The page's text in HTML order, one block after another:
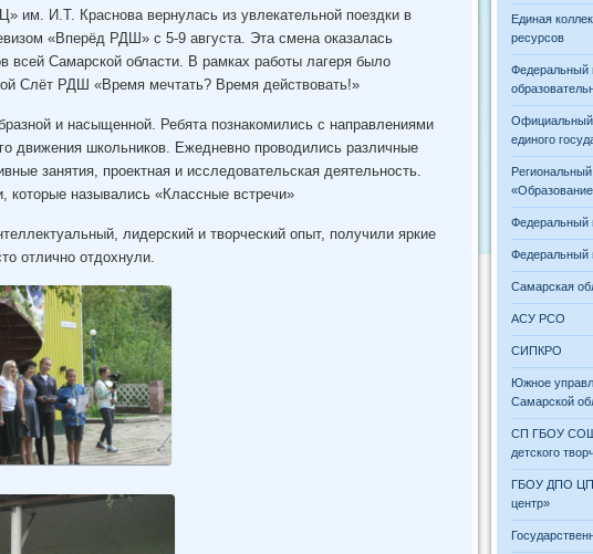
И.Т. Краснова вернулась из увлекательной поездки в
«Вперёд РДШ» с 5-9 августа. Эта смена оказалась
всей Самарской области. В рамках работы лагеря было
Слёт РДШ «Время мечтать? Время действовать!»
и насыщенной. Ребята познакомились с направлениями
движения школьников. Ежедневно проводились различные
занятия, проектная и исследовательская деятельность.
назывались «Классные встречи»
лидерский и творческий опыт, получили яркие
отлично отдохнули.
Единая
ресурсов
Федеральный
Официальный
единого
Федеральный
Федеральный
Самарская
АСУ РСО
СИПКРО
Южное
Самарской
СП ГБОУ СОШ
детского
ГБОУ ДПО
центр»